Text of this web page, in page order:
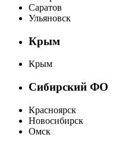
Саратов
Ульяновск
Крым
Крым
Сибирский ФО
Красноярск
Новосибирск
Омск